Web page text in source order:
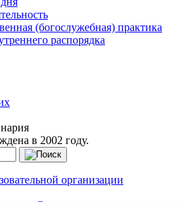
(богослужебная) практика
распорядка
в 2002 году.
организации